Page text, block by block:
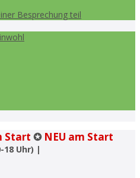
Besprechung teil
Start ✪ NEU am Start
18 Uhr) |